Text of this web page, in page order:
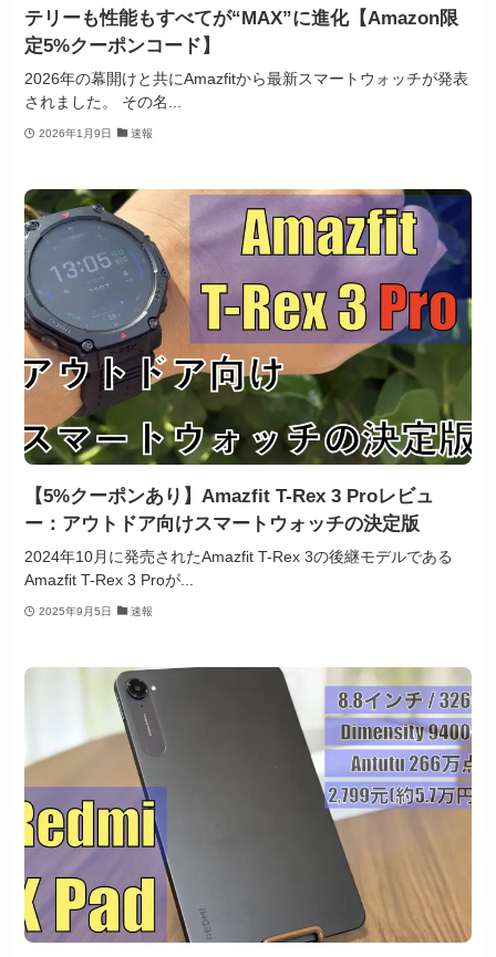
テリーも性能もすべてが“MAX”に進化【Amazon限
定5%クーポンコード】
2026年の幕開けと共にAmazfitから最新スマートウォッチが発表
されました。 その名...
2026年1月9日 速報
【5%クーポンあり】Amazfit T-Rex 3 Proレビュ
ー：アウトドア向けスマートウォッチの決定版
2024年10月に発売されたAmazfit T-Rex 3の後継モデルである
Amazfit T-Rex 3 Proが...
2025年9月5日 速報